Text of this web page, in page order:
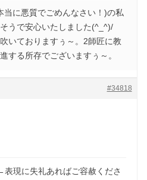
当に悪質でごめんなさい！)の私
うで安心いたしました(^_^)/
いておりますぅ～。2師匠に教
する所存でございますぅ～。
#34818
現に失礼あればご容赦くださ